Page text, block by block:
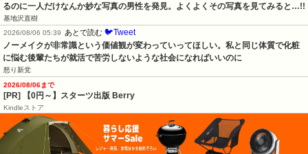
るのに一人だけなんか妙な写真の男性を発見。よくよくその写真を見てみると…!!
基地沢直樹
2026/08/06 05:39
あとで読む 🐦Tweet
ノーメイクが非常識という価値観が変わっていってほしい。私と同じ体質で化粧
に悩む後輩たちが就活で苦労しないような社会になればいいのに
怒り新党
2026/08/06まで
[PR] 【0円～】スターツ出版 Berry
Kindleストア